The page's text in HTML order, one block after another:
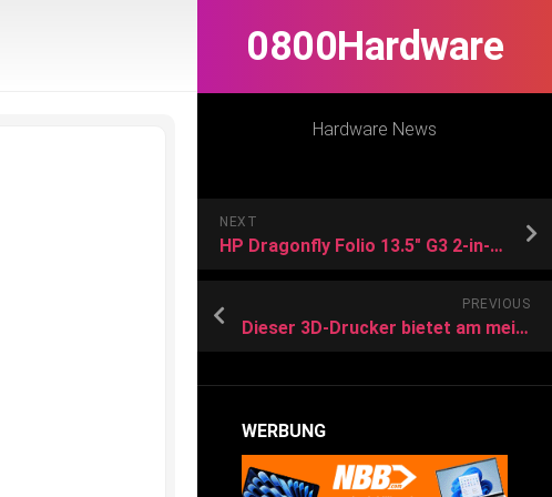
0800Hardware
Hardware News
NEXT
HP Dragonfly Folio 13.5″ G3 2-in-1, Core i5-1235U, 16GB RAM, 512GB SSD, LTE, DE
PREVIOUS
Dieser 3D-Drucker bietet am meisten fürs Geld: Mingda Magician X2 im Test
WERBUNG